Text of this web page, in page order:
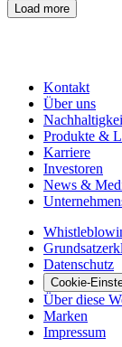
Load more
Kontakt
Über uns
Produkte &
Karriere
Investoren
News &
Datenschutz
Cookie-
Über diese
Marken
Impressum